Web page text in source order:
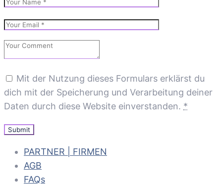
Mit der Nutzung dieses Formulars erklärst du
dich mit der Speicherung und Verarbeitung deiner
Daten durch diese Website einverstanden. *
PARTNER | FIRMEN
AGB
FAQs